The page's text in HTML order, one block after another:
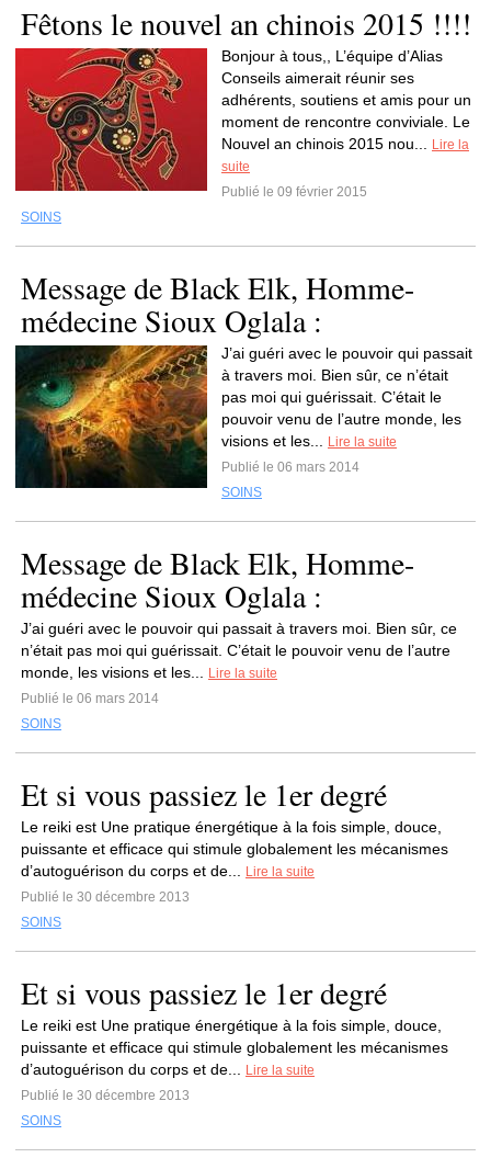
Fêtons le nouvel an chinois 2015 !!!!
Bonjour à tous,, L’équipe d’Alias
Conseils aimerait réunir ses
adhérents, soutiens et amis pour un
moment de rencontre conviviale. Le
Nouvel an chinois 2015 nou...
Lire la
suite
Publié le 09 février 2015
SOINS
Message de Black Elk, Homme-
médecine Sioux Oglala :
J’ai guéri avec le pouvoir qui passait
à travers moi. Bien sûr, ce n’était
pas moi qui guérissait. C’était le
pouvoir venu de l’autre monde, les
visions et les...
Lire la suite
Publié le 06 mars 2014
SOINS
Message de Black Elk, Homme-
médecine Sioux Oglala :
J’ai guéri avec le pouvoir qui passait à travers moi. Bien sûr, ce
n’était pas moi qui guérissait. C’était le pouvoir venu de l’autre
monde, les visions et les...
Lire la suite
Publié le 06 mars 2014
SOINS
Et si vous passiez le 1er degré
Le reiki est Une pratique énergétique à la fois simple, douce,
puissante et efficace qui stimule globalement les mécanismes
d’autoguérison du corps et de...
Lire la suite
Publié le 30 décembre 2013
SOINS
Et si vous passiez le 1er degré
Le reiki est Une pratique énergétique à la fois simple, douce,
puissante et efficace qui stimule globalement les mécanismes
d’autoguérison du corps et de...
Lire la suite
Publié le 30 décembre 2013
SOINS